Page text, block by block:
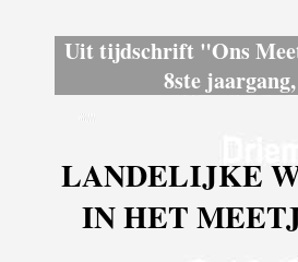
Uit tijdschrift "Ons
8ste
LANDELIJKE
IN HET